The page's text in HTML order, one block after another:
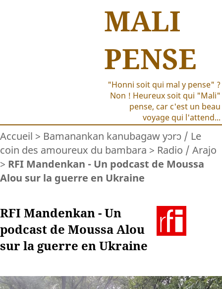
MALI
PENSE
"Honni soit qui mal y pense" ?
Non ! Heureux soit qui "Mali"
pense, car c'est un beau
voyage qui l'attend...
Accueil > Bamanankan kanubagaw yɔrɔ / Le
coin des amoureux du bambara > Radio / Arajo
> RFI Mandenkan - Un podcast de Moussa
Alou sur la guerre en Ukraine
RFI Mandenkan - Un
podcast de Moussa Alou
sur la guerre en Ukraine